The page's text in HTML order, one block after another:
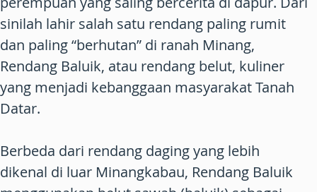
sinilah lahir salah satu rendang paling rumit
dan paling “berhutan” di ranah Minang,
Rendang Baluik, atau rendang belut, kuliner
yang menjadi kebanggaan masyarakat Tanah
Datar.
Berbeda dari rendang daging yang lebih
dikenal di luar Minangkabau, Rendang Baluik